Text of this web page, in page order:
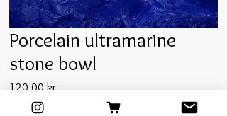
Porcelain ultramarine
stone bowl
120,00 kr.